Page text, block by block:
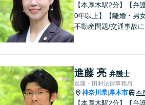
【本厚木駅2分】【弁
0年以上】【離婚・男
不動産問題/交通事故に
う、全力でサポートし
進藤 亮 弁護士
進藤・田村法律事務所
神奈川県| 厚木市 本
【本厚木駅2分】【弁